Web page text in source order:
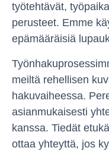
työtehtävät,
perusteet. Emme
epämääräisiä
meiltä rehellisen
hakuvaiheessa.
asianmukaisesti
kanssa. Tiedät
ottaa yhteyttä, jos